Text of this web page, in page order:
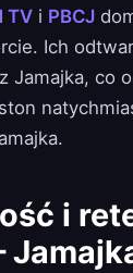
TV i PBCJ
Ich
Jamajka, co
i